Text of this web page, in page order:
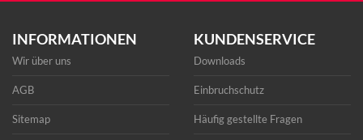
INFORMATIONEN
Wir über uns
AGB
Sitemap
KUNDENSERVICE
Downloads
Einbruchschutz
Häufig gestellte Fragen